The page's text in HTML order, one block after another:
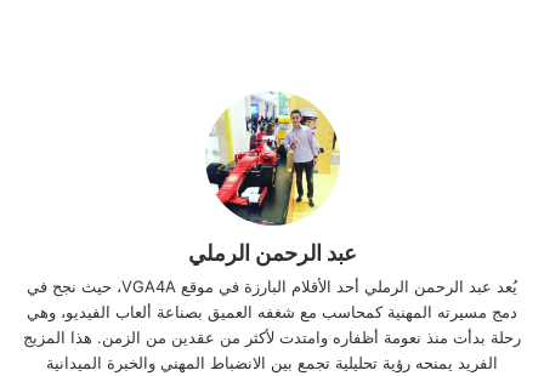
عبد الرحمن الرملي
يُعد عبد الرحمن الرملي أحد الأقلام البارزة في موقع VGA4A، حيث نجح في
دمج مسيرته المهنية كمحاسب مع شغفه العميق بصناعة ألعاب الفيديو، وهي
رحلة بدأت منذ نعومة أظفاره وامتدت لأكثر من عقدين من الزمن. هذا المزيج
الفريد يمنحه رؤية تحليلية تجمع بين الانضباط المهني والخبرة الميدانية